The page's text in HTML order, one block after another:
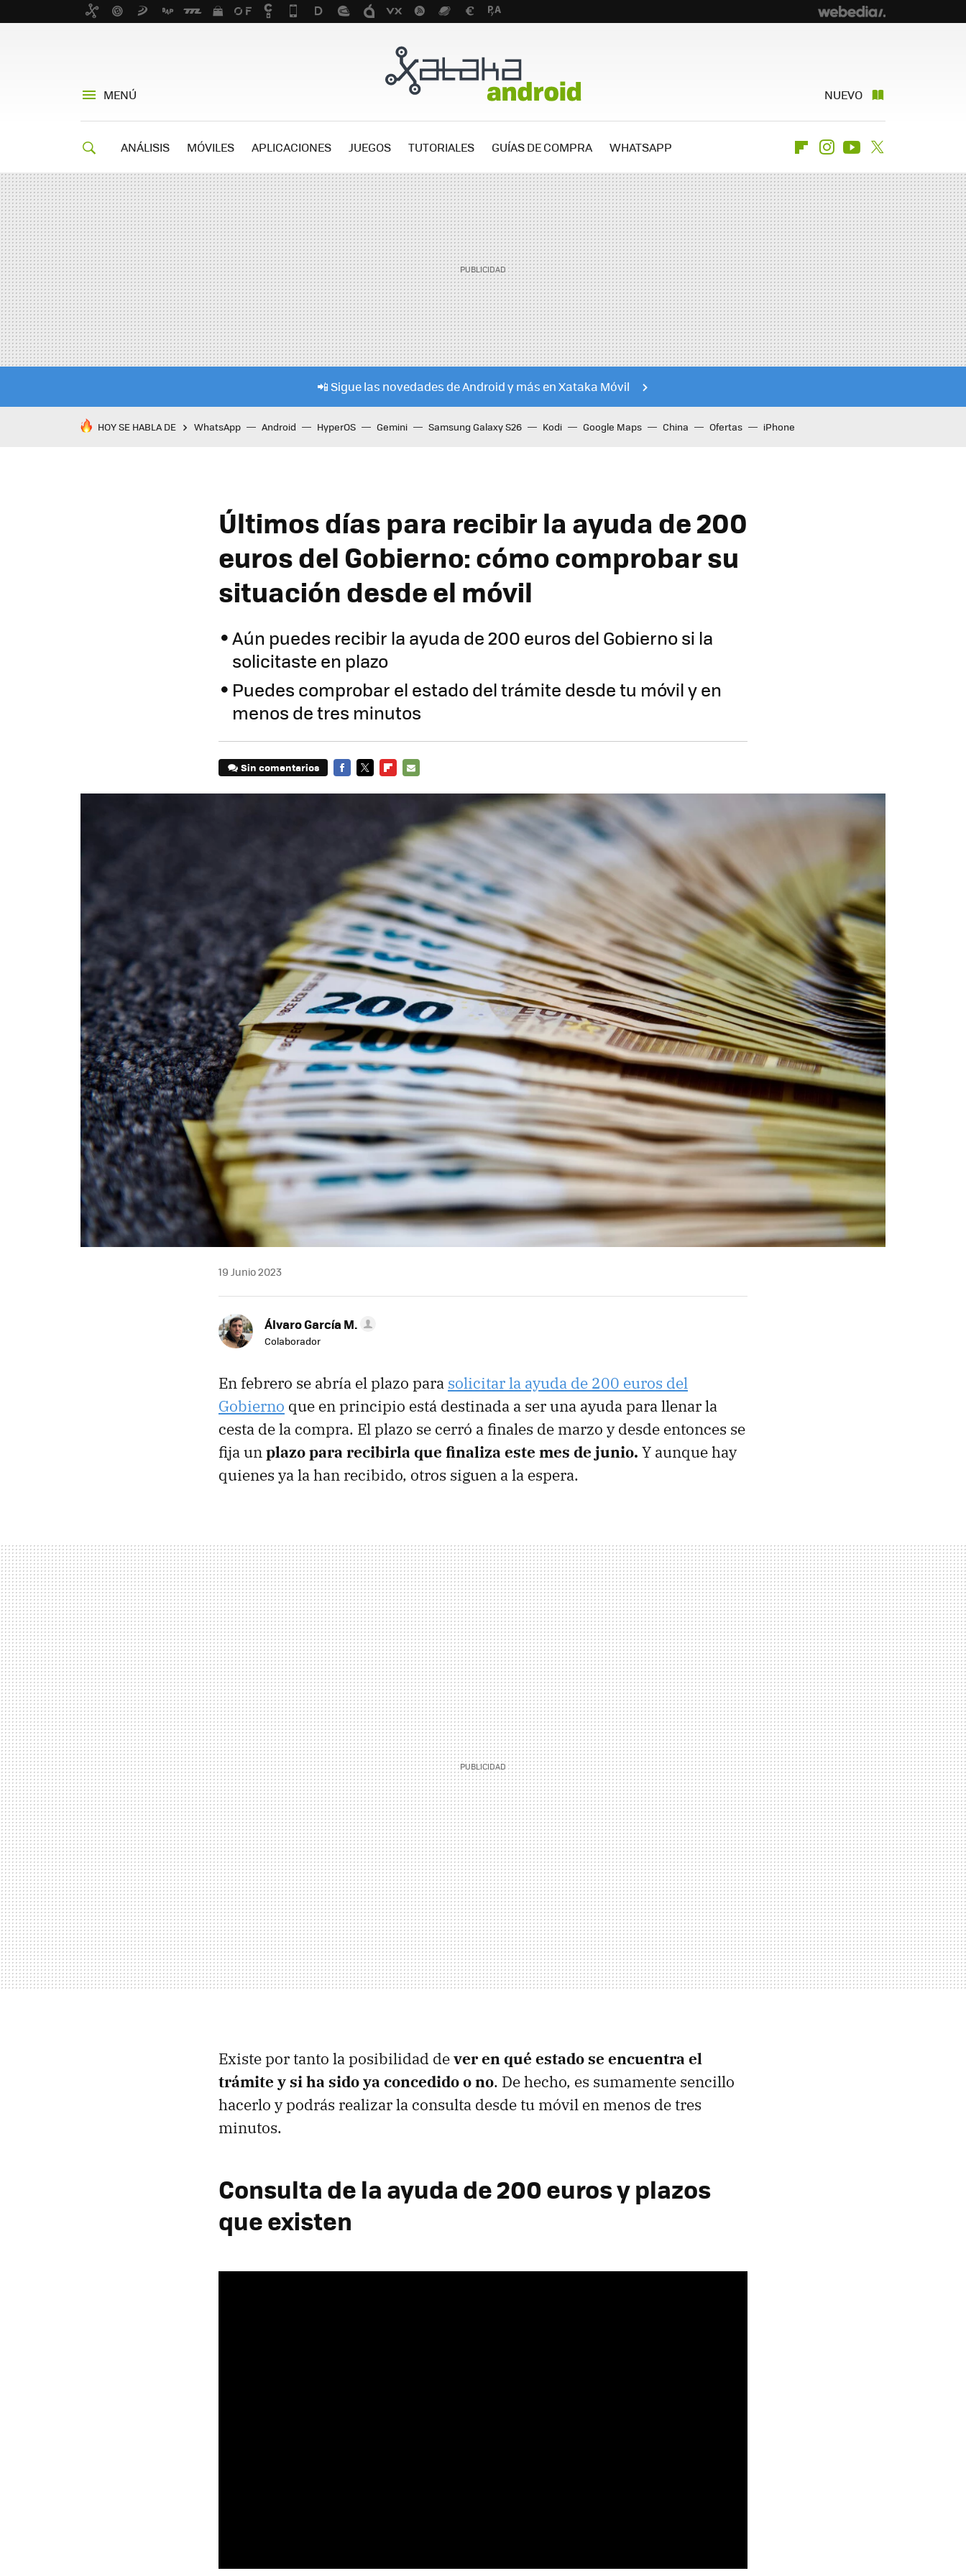
MENÚ NUEVO
ANÁLISIS MÓVILES APLICACIONES JUEGOS TUTORIALES GUÍAS DE COMPRA WHATSAPP FlipboardInstagramYoutube
📲 Sigue las novedades de Android y más en Xataka Móvil
HOY SE HABLA DE WhatsApp Android HyperOS Gemini Samsung Galaxy S26 Kodi Google Maps China Ofertas iPhone
Últimos días para recibir la ayuda de 200
euros del Gobierno: cómo comprobar su
situación desde el móvil
Aún puedes recibir la ayuda de 200 euros del Gobierno si la
solicitaste en plazo
Puedes comprobar el estado del trámite desde tu móvil y en
menos de tres minutos
Sin comentarios
19 Junio 2023
Álvaro García M.
Colaborador
En febrero se abría el plazo para solicitar la ayuda de 200 euros del
Gobierno que en principio está destinada a ser una ayuda para llenar la
cesta de la compra. El plazo se cerró a finales de marzo y desde entonces se
fija un plazo para recibirla que finaliza este mes de junio. Y aunque hay
quienes ya la han recibido, otros siguen a la espera.
Existe por tanto la posibilidad dever en qué estado se encuentra el
trámite y si ha sido ya concedido o no. De hecho, es sumamente sencillo
hacerlo y podrás realizar la consulta desde tu móvil en menos de tres
minutos.
Consulta de la ayuda de 200 euros y plazos
que existen